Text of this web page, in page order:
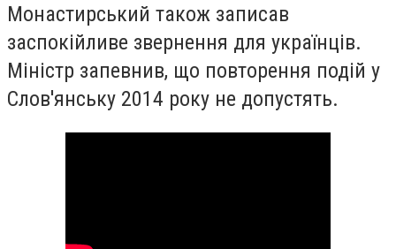
Монастирський також записав
заспокійливе звернення для українців.
Міністр запевнив, що повторення подій у
Слов'янську 2014 року не допустять.